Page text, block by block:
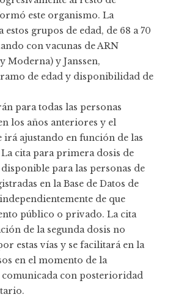
este organismo. La
grupos de edad, de 68 a 70
con vacunas de ARN
Moderna) y Janssen,
de edad y disponibilidad de
para todas las personas
los años anteriores y el
irá ajustando en función de las
cita para primera dosis de
para las personas de
en la Base de Datos de
de que
público o privado. La cita
de la segunda dosis no
estas vías y se facilitará en la
en el momento de la
comunicada con posterioridad